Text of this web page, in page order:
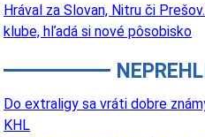
Hrával za Slovan, Nitru či
klube, hľadá si nové pôsobisko
Do extraligy sa vráti dobre
KHL